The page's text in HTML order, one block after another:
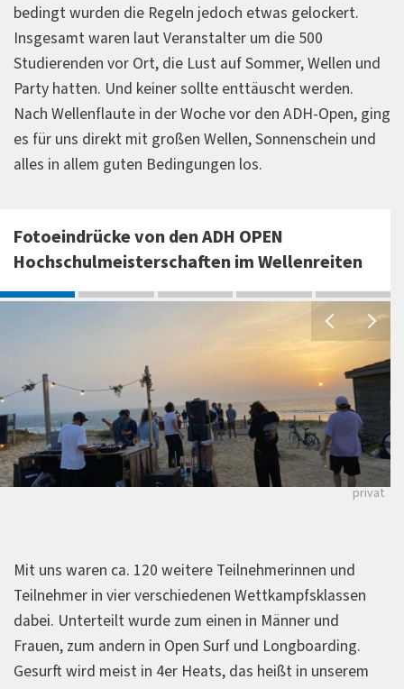
bedingt wurden die Regeln jedoch etwas gelockert.
Insgesamt waren laut Veranstalter um die 500
Studierenden vor Ort, die Lust auf Sommer, Wellen und
Party hatten. Und keiner sollte enttäuscht werden.
Nach Wellenflaute in der Woche vor den ADH-Open, ging
es für uns direkt mit großen Wellen, Sonnenschein und
alles in allem guten Bedingungen los.
Fotoeindrücke von den ADH OPEN
Hochschulmeisterschaften im Wellenreiten
privat
Mit uns waren ca. 120 weitere Teilnehmerinnen und
Teilnehmer in vier verschiedenen Wettkampfsklassen
dabei. Unterteilt wurde zum einen in Männer und
Frauen, zum andern in Open Surf und Longboarding.
Gesurft wird meist in 4er Heats, das heißt in unserem